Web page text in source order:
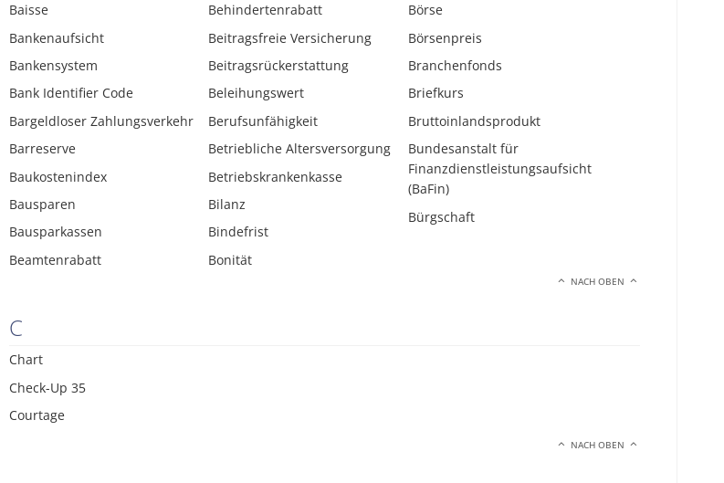
Baisse
Bankenaufsicht
Bankensystem
Bank Identifier Code
Bargeldloser Zahlungsverkehr
Barreserve
Baukostenindex
Bausparen
Bausparkassen
Beamtenrabatt
Behindertenrabatt
Beitragsfreie Versicherung
Beitragsrückerstattung
Beleihungswert
Berufsunfähigkeit
Betriebliche Altersversorgung
Betriebskrankenkasse
Bilanz
Bindefrist
Bonität
Börse
Börsenpreis
Branchenfonds
Briefkurs
Bruttoinlandsprodukt
Bundesanstalt für
Finanzdienstleistungsaufsicht
(BaFin)
Bürgschaft
NACH OBEN
C
Chart
Check-Up 35
Courtage
NACH OBEN